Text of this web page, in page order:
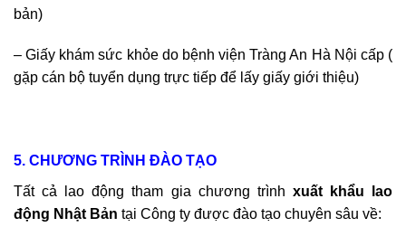
bản)
– Giấy khám sức khỏe do bệnh viện Tràng An Hà Nội cấp (
gặp cán bộ tuyển dụng trực tiếp để lấy giấy giới thiệu)
5. CHƯƠNG TRÌNH ĐÀO TẠO
Tất cả lao động tham gia chương trình xuất khẩu lao
động Nhật Bản tại Công ty được đào tạo chuyên sâu về: